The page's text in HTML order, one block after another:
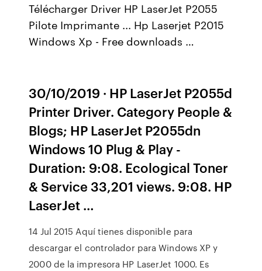
Télécharger Driver HP LaserJet P2055
Pilote Imprimante ... Hp Laserjet P2015
Windows Xp - Free downloads …
30/10/2019 · HP LaserJet P2055d
Printer Driver. Category People &
Blogs; HP LaserJet P2055dn
Windows 10 Plug & Play -
Duration: 9:08. Ecological Toner
& Service 33,201 views. 9:08. HP
LaserJet …
14 Jul 2015 Aquí tienes disponible para
descargar el controlador para Windows XP y
2000 de la impresora HP LaserJet 1000. Es